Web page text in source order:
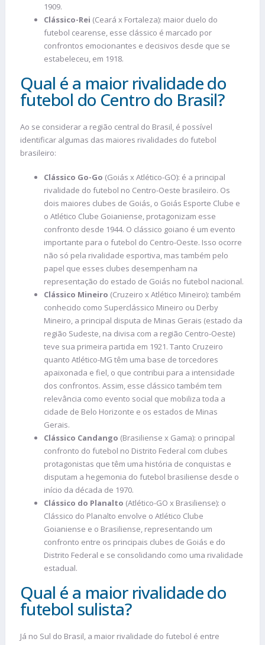
1909.
Clássico-Rei (Ceará x Fortaleza): maior duelo do
futebol cearense, esse clássico é marcado por
confrontos emocionantes e decisivos desde que se
estabeleceu, em 1918.
Qual é a maior rivalidade do
futebol do Centro do Brasil?
Ao se considerar a região central do Brasil, é possível
identificar algumas das maiores rivalidades do futebol
brasileiro:
Clássico Go-Go (Goiás x Atlético-GO): é a principal
rivalidade do futebol no Centro-Oeste brasileiro. Os
dois maiores clubes de Goiás, o Goiás Esporte Clube e
o Atlético Clube Goianiense, protagonizam esse
confronto desde 1944. O clássico goiano é um evento
importante para o futebol do Centro-Oeste. Isso ocorre
não só pela rivalidade esportiva, mas também pelo
papel que esses clubes desempenham na
representação do estado de Goiás no futebol nacional.
Clássico Mineiro (Cruzeiro x Atlético Mineiro): também
conhecido como Superclássico Mineiro ou Derby
Mineiro, a principal disputa de Minas Gerais (estado da
região Sudeste, na divisa com a região Centro-Oeste)
teve sua primeira partida em 1921. Tanto Cruzeiro
quanto Atlético-MG têm uma base de torcedores
apaixonada e fiel, o que contribui para a intensidade
dos confrontos. Assim, esse clássico também tem
relevância como evento social que mobiliza toda a
cidade de Belo Horizonte e os estados de Minas
Gerais.
Clássico Candango (Brasiliense x Gama): o principal
confronto do futebol no Distrito Federal com clubes
protagonistas que têm uma história de conquistas e
disputam a hegemonia do futebol brasiliense desde o
início da década de 1970.
Clássico do Planalto (Atlético-GO x Brasiliense): o
Clássico do Planalto envolve o Atlético Clube
Goianiense e o Brasiliense, representando um
confronto entre os principais clubes de Goiás e do
Distrito Federal e se consolidando como uma rivalidade
estadual.
Qual é a maior rivalidade do
futebol sulista?
Já no Sul do Brasil, a maior rivalidade do futebol é entre